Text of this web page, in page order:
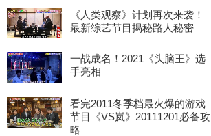
《人类观察》计划再次来袭！
最新综艺节目揭秘路人秘密
一战成名！2021《头脑王》选
手亮相
看完2011冬季档最火爆的游戏
节目《VS岚》20111201必备攻
略